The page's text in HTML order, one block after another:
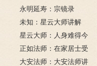
永明延寿：宗镜录
未知：星云大师讲解
星云大师：人身难得今
已得，佛法难闻今已闻；
此身不向今生度，更向何
正如法师：在家居士受
五戒可以搭缦衣吗？
大安法师：大安法师讲